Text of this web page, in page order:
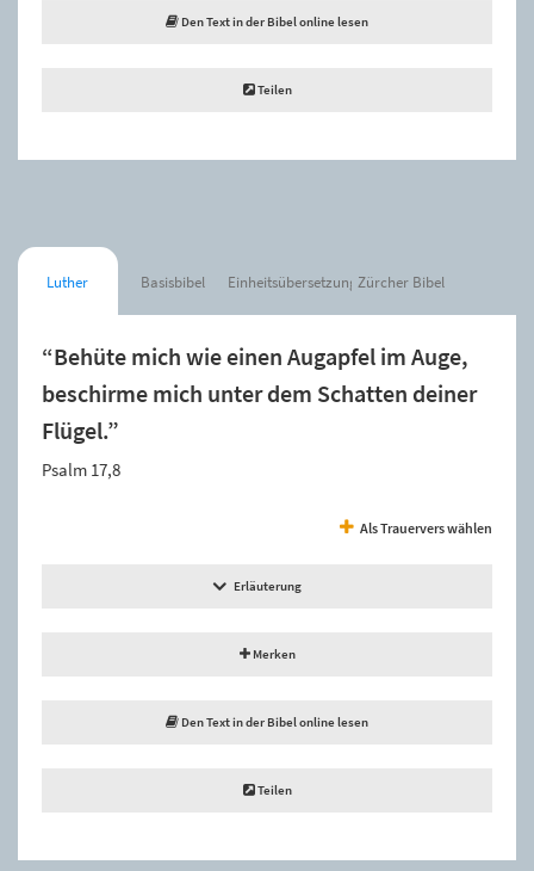
Den Text in der Bibel online lesen
Teilen
Luther Basisbibel Einheitsübersetzung Zürcher Bibel
“Behüte mich wie einen Augapfel im Auge,
beschirme mich unter dem Schatten deiner
Flügel.”
Psalm 17,8
Als Trauervers wählen
Erläuterung
Merken
Den Text in der Bibel online lesen
Teilen